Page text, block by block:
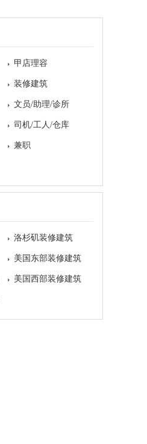
甲店理容
装修建筑
文员/助理/诊所
司机/工人/仓库
兼职
洛杉矶装修建筑
美国东部装修建筑
美国西部装修建筑